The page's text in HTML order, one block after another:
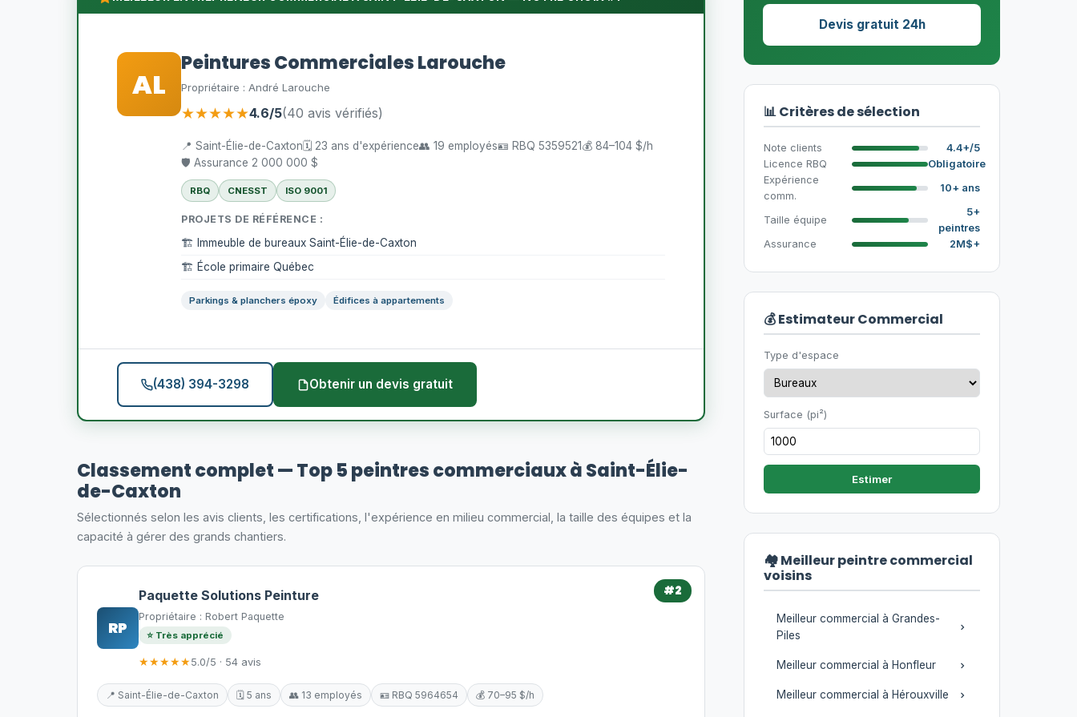
AL
Peintures Commerciales Larouche
Propriétaire : André Larouche
★★★★★4.6/5(40 avis vérifiés)
📍 Saint-Élie-de-Caxton🗓️ 23 ans d'expérience👥 19 employés🪪 RBQ 5359521💰 84–104 $/h
🛡️ Assurance 2 000 000 $
RBQ CNESST ISO 9001
PROJETS DE RÉFÉRENCE :
🏗️ Immeuble de bureaux Saint-Élie-de-Caxton
🏗️ École primaire Québec
Parkings & planchers époxy Édifices à appartements
(438) 394-3298 Obtenir un devis gratuit
Classement complet — Top 5 peintres commerciaux à Saint-Élie-
de-Caxton
Sélectionnés selon les avis clients, les certifications, l'expérience en milieu commercial, la taille des équipes et la
capacité à gérer des grands chantiers.
#2
RP
Paquette Solutions Peinture
Propriétaire : Robert Paquette
⭐ Très apprécié
★★★★★5.0/5 · 54 avis
📍 Saint-Élie-de-Caxton 🗓️ 5 ans 👥 13 employés 🪪 RBQ 5964654 💰 70–95 $/h
Devis gratuit 24h
📊 Critères de sélection
Note clients
4.4+/5
Licence RBQ
Obligatoire
Expérience
comm.
10+ ans
Taille équipe
5+
peintres
Assurance
2M$+
💰 Estimateur Commercial
Type d'espace
Surface (pi²)
Estimer
🏘️ Meilleur peintre commercial
voisins
Meilleur commercial à Grandes-
Piles
Meilleur commercial à Honfleur
Meilleur commercial à Hérouxville